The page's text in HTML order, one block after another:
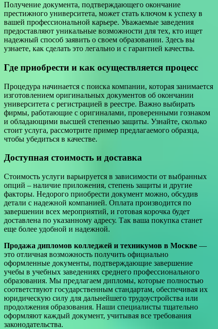
Получение документа, подтверждающего окончание
престижного университета, может стать ключом к успеху в
вашей профессиональной карьере. Уважаемые заведения
предоставляют уникальные возможности для тех, кто ищет
надежный способ заявить о своем образовании. Здесь вы
узнаете, как сделать это легально и с гарантией качества.
Где приобрести и как осуществляется процесс
Процедура начинается с поиска компании, которая занимается
изготовлением оригинальных документов об окончании
университета с регистрацией в реестре. Важно выбирать
фирмы, работающие с оригиналами, проверенными гознаком
и обладающими высшей степенью защиты. Узнайте, сколько
стоит услуга, рассмотрите пример предлагаемого образца,
чтобы убедиться в качестве.
Доступная стоимость и доставка
Стоимость услуги варьируется в зависимости от выбранных
опций – наличие приложения, степень защиты и другие
факторы. Недорого приобрести документ можно, обсудив
детали с надежной компанией. Оплата производится по
завершении всех мероприятий, и готовая корочка будет
доставлена по указанному адресу. Так ваша покупка станет
еще более удобной и надежной.
Продажа дипломов колледжей и техникумов в Москве —
это отличная возможность получить официально
оформленные документы, подтверждающие завершение
учебы в учебных заведениях среднего профессионального
образования. Мы предлагаем дипломы, которые полностью
соответствуют государственным стандартам, обеспечивая их
юридическую силу для дальнейшего трудоустройства или
продолжения образования. Наши специалисты тщательно
оформляют каждый документ, учитывая все требования
законодательства.